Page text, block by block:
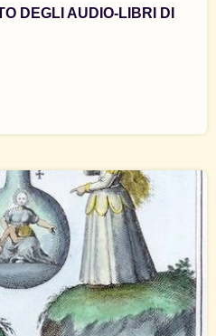
DEGLI AUDIO-LIBRI DI